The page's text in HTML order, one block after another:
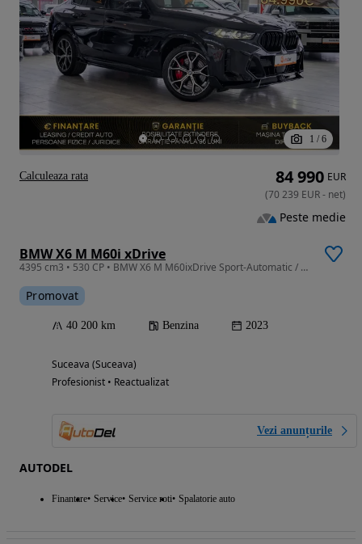
1 / 6
BMW X6 M M60i xDrive
4395 cm3 • 530 CP • BMW X6 M M60ixDrive Sport-Automatic / Scaune active / 360 / Trapă
Promovat
40 200 km Benzina 2023
Suceava (Suceava)
Profesionist • Reactualizat
Vezi anunțurile
AUTODEL
Finantare Service Service roti Spalatorie auto
84 990 EUR
(70 239 EUR- net)
Peste medie
Calculeaza rata